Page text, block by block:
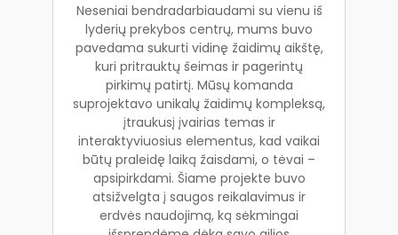
Neseniai bendradarbiaudami su vienu iš
lyderių prekybos centrų, mums buvo
pavedama sukurti vidinę žaidimų aikštę,
kuri pritrauktų šeimas ir pagerintų
pirkimų patirtį. Mūsų komanda
suprojektavo unikalų žaidimų kompleksą,
įtraukusį įvairias temas ir
interaktyviuosius elementus, kad vaikai
būtų praleidę laiką žaisdami, o tėvai –
apsipirkdami. Šiame projekte buvo
atsižvelgta į saugos reikalavimus ir
erdvės naudojimą, ką sėkmingai